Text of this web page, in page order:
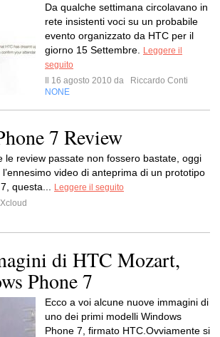
Da qualche settimana circolavano in
rete insistenti voci su un probabile
evento organizzato da HTC per il
giorno 15 Settembre.
Leggere il
seguito
Il 16 agosto 2010 da
Riccardo Conti
NONE
7 Review
le review passate non fossero bastate, oggi
video di anteprima di un prototipo
questa...
Leggere il seguito
Xcloud
di HTC Mozart,
Phone 7
Ecco a voi alcune nuove immagini di
uno dei primi modelli Windows
Phone 7, firmato HTC.Ovviamente si